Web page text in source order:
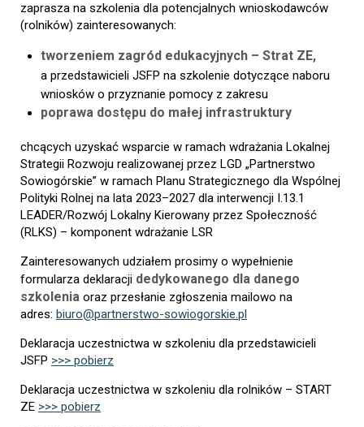
zaprasza na szkolenia dla potencjalnych wnioskodawców
(rolników) zainteresowanych:
tworzeniem zagród edukacyjnych – Strat ZE,
a przedstawicieli JSFP na szkolenie dotyczące naboru
wniosków o przyznanie pomocy z zakresu
poprawa dostępu do małej infrastruktury
chcących uzyskać wsparcie w ramach wdrażania Lokalnej
Strategii Rozwoju realizowanej przez LGD „Partnerstwo
Sowiogórskie” w ramach Planu Strategicznego dla Wspólnej
Polityki Rolnej na lata 2023–2027 dla interwencji I.13.1
LEADER/Rozwój Lokalny Kierowany przez Społeczność
(RLKS) – komponent wdrażanie LSR
Zainteresowanych udziałem prosimy o wypełnienie
formularza deklaracji dedykowanego dla danego
szkolenia oraz przesłanie zgłoszenia mailowo na
adres: biuro@partnerstwo-sowiogorskie.pl
Deklaracja uczestnictwa w szkoleniu dla przedstawicieli
JSFP >>> pobierz
Deklaracja uczestnictwa w szkoleniu dla rolników – START
ZE >>> pobierz